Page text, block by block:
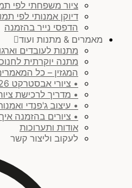
ציור משפחתי לפי
דיוקן אמנותי לפי
הדפסי נייר בהזמנה
מאמרים & מתנות ועוד
מתנות לעובדים
מתנה יוקרתית
המגזין – כל
• ציורי אבסטרקט 2026
• מדריך לרכישת
• עיצוב ג'פנדי
• ציורים בהזמנה
אודות ותערוכות
לעקוב וליצור קשר